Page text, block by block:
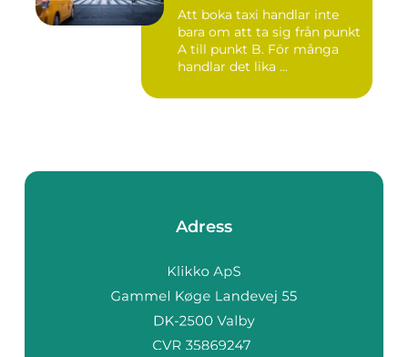
Att boka taxi handlar inte
bara om att ta sig från punkt
A till punkt B. För många
handlar det lika ...
Adress